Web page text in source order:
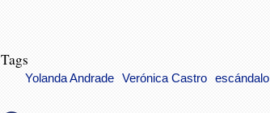
Tags
Yolanda Andrade Verónica Castro escándalo